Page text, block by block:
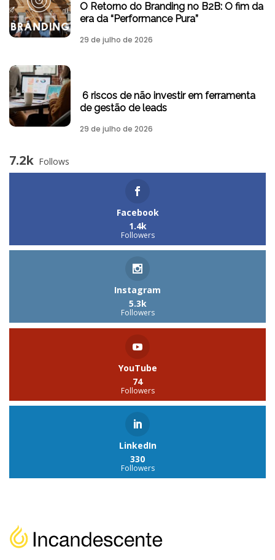
O Retorno do Branding no B2B: O fim da
era da “Performance Pura”
29 de julho de 2026
6 riscos de não investir em ferramenta
de gestão de leads
29 de julho de 2026
7.2k Follows
Facebook
1.4k
Followers
Instagram
5.3k
Followers
YouTube
74
Followers
LinkedIn
330
Followers